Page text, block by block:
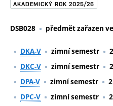
AKADEMICKÝ ROK 2025/26
DSB028 předmět zařazen
DKA-V zimní semestr
DKC-V
zimní semestr
DPA-V
zimní semestr
DPC-V
zimní semestr